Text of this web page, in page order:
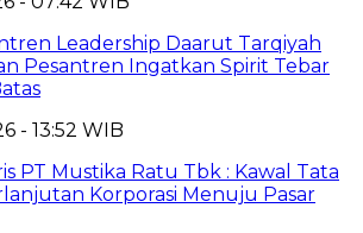
Leadership Daarut Tarqiyah
Pesantren Ingatkan Spirit Tebar
- 13:52 WIB
PT Mustika Ratu Tbk : Kawal Tata
Korporasi Menuju Pasar